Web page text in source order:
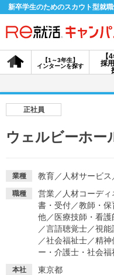
新卒学生のためのスカウト型就
【
採
【1～3年生】
インターンを探す
会員登録
採用情報を探す
イベントを探す
就活ノウハウ・サポ
正社員
ウェルビーホー
業種 教育／ 人材サービス
職種 営業／ 人材コーデ
書・受付／教師・保
他／ 医療技師・看
／言語聴覚士／視能
／社会福祉士／精神
ー・介護士・社会福
本社 東京都